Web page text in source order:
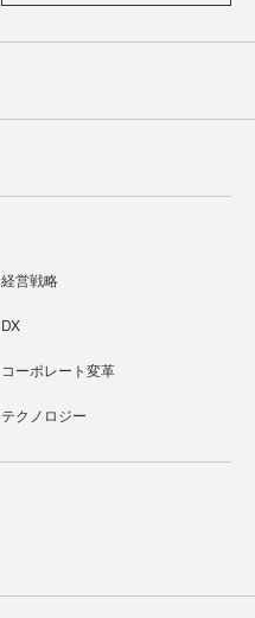
経営戦略
DX
コーポレート変革
テクノロジー